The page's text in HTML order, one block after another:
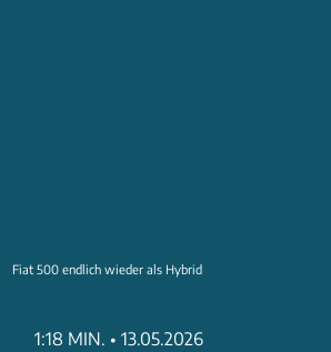
Fiat 500 endlich wieder als Hybrid
1:18 MIN. • 13.05.2026